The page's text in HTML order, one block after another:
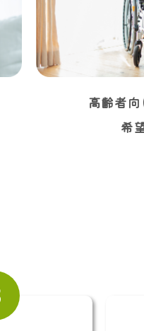
高齢者
希